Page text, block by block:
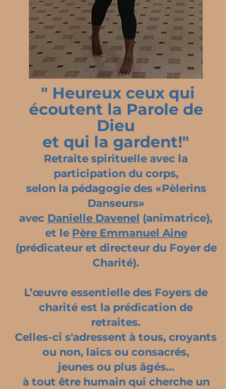
" Heureux ceux qui
écoutent la Parole de
Dieu
et qui la gardent!"
Retraite spirituelle avec la
participation du corps,
selon la pédagogie des «Pèlerins
Danseurs»
avec Danielle Davenel (animatrice),
et le Père Emmanuel Aine
(prédicateur et directeur du Foyer de
Charité).
L’œuvre essentielle des Foyers de
charité est la prédication de
retraites.
Celles-ci s'adressent à tous, croyants
ou non, laïcs ou consacrés,
jeunes ou plus âgés...
à tout être humain qui cherche un